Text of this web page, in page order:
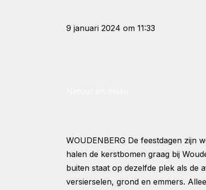
9 januari 2024 om 11:33
WOUDENBERG De feestdagen zijn
halen de kerstbomen graag bij
buiten staat op dezelfde plek als de
versierselen, grond en emmers.